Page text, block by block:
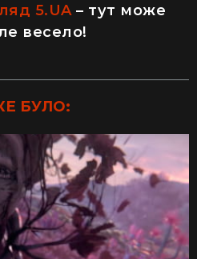
5.UA– тут може
весело!
БУЛО: